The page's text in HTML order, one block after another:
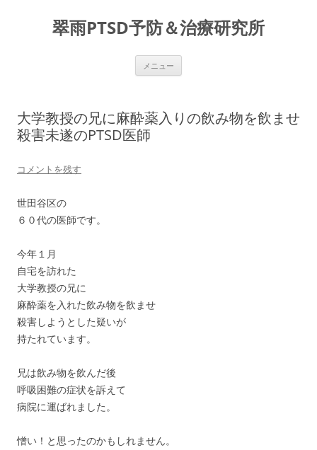
翠雨PTSD予防＆治療研究所
メニュー
大学教授の兄に麻酔薬入りの飲み物を飲ませ
殺害未遂のPTSD医師
コメントを残す
世田谷区の
６０代の医師です。
今年１月
自宅を訪れた
大学教授の兄に
麻酔薬を入れた飲み物を飲ませ
殺害しようとした疑いが
持たれています。
兄は飲み物を飲んだ後
呼吸困難の症状を訴えて
病院に運ばれました。
憎い！と思ったのかもしれません。